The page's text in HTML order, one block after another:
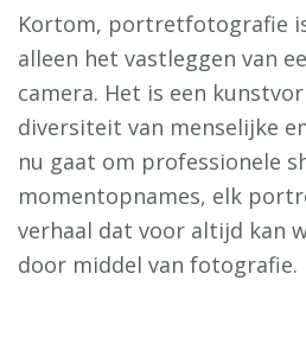
Kortom, portretfotografie
alleen het vastleggen van
camera. Het is een
diversiteit van menselijke
nu gaat om professionele
momentopnames, elk
verhaal dat voor altijd kan
door middel van fotografie.